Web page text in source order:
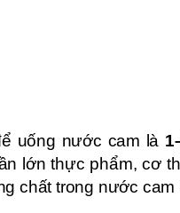
uống nước cam là
lớn thực phẩm, cơ
chất trong nước cam